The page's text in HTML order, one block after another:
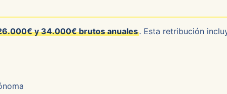
y 34.000€ brutos anuales. Esta retribución